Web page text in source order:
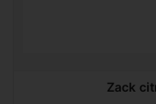
Zack